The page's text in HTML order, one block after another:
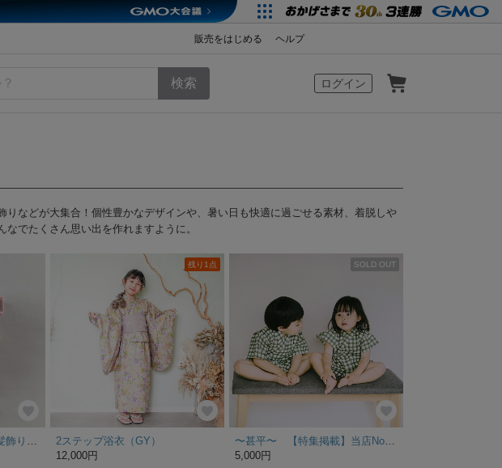
販売をはじめる ヘルプ
ログイン
などが大集合！個性豊かなデザインや、暑い日も快適に過ごせる素材、着脱しや
でたくさん思い出を作れますように。
【受注製作】つまみ細工 髪飾り 花mini//選べる2色＊お食い初め/七五三/ひな祭り＊和装 着物/ベビークリップ＊＊
残り1点
2ステップ浴衣（GY）
12,000円
SOLD OUT
〜甚平〜 【特集掲載】当店No.1 田舎っ子なチェック柄ベビー甚平 キッズ甚平 グリーン お祭り 夏 寝巻き 80〜110
5,000円